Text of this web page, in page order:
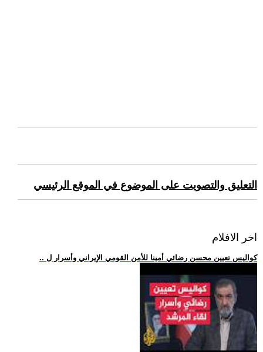
التعليق والتصويت على الموضوع في الموقع الرئيسي
اخر الافلام
.. كواليس تعيين محسن رضائي أمينا للأمن القومي الإيراني وأسرار ل